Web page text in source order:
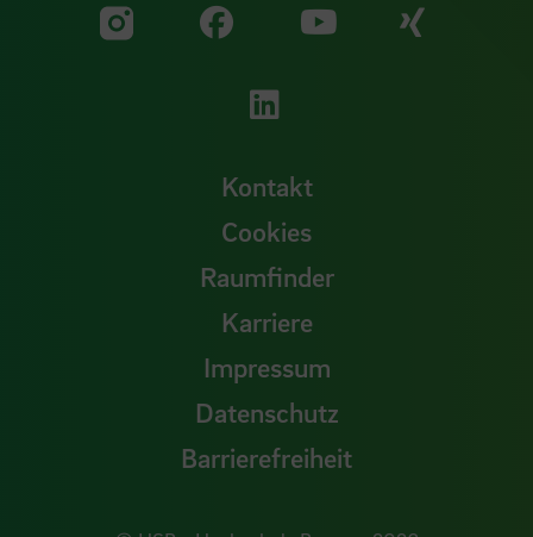
Zu unserer Facebook
Zu
Zu unserer
Kontakt
Cookies
Raumfinder
Karriere
Impressum
Datenschutz
Barrierefreiheit